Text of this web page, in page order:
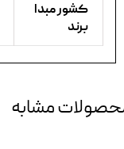
کشور مبدا
برند
مشابه